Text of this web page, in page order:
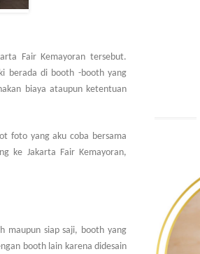
Fair Kemayoran tersebut.
berada di booth -booth yang
biaya ataupun ketentuan
foto yang aku coba bersama
ke Jakarta Fair Kemayoran,
maupun siap saji, booth yang
booth lain karena didesain